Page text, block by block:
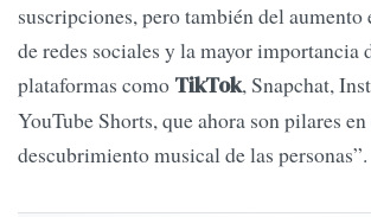
suscripciones, pero también del aumento
de redes sociales y la mayor importancia
plataformas como TikTok, Snapchat,
YouTube Shorts, que ahora son pilares
descubrimiento musical de las personas”.